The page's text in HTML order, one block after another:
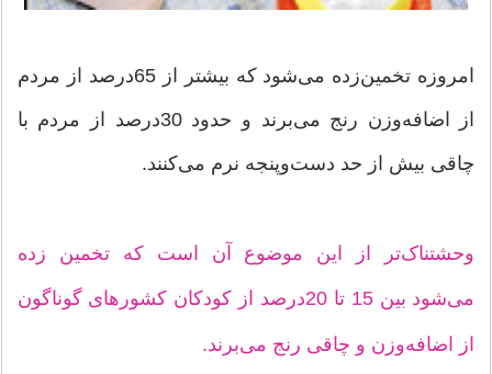
امروزه تخمین‌زده می‌شود که بیشتر از 65درصد از مردم
از اضافه‌وزن رنج می‌برند و حدود 30درصد از مردم با
چاقی بیش از حد دست‌و‌پنجه نرم می‌کنند.
وحشتناک‌تر از این موضوع آن است که تخمین زده
می‌شود بین 15 تا 20درصد از کودکان کشورهای گوناگون
از اضافه‌وزن و چاقی رنج می‌برند.